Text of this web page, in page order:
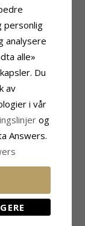
Top Wesselton (F)
personlig
analysere
alle»
Du
av
i vår
og
Answers.